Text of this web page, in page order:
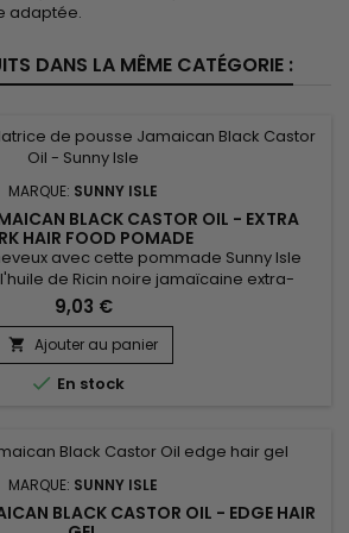
adaptée.
DANS LA MÊME CATÉGORIE :
MARQUE: SUNNY ISLE
BLACK CASTOR OIL - EXTRA
HAIR FOOD POMADE
avec cette pommade Sunny Isle
de Ricin noire jamaïcaine extra-
solution parfaite pour hydrater le cuir
la casse des cheveux tout en
crépus et les pellicules. &nbsp;Sunny
Castor Oil - Extra Dark Hair Food
Pomade est...
9,03 €
 Ajouter au panier
 En stock
MARQUE: SUNNY ISLE
BLACK CASTOR OIL - EDGE HAIR